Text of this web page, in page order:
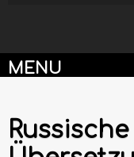
MENU